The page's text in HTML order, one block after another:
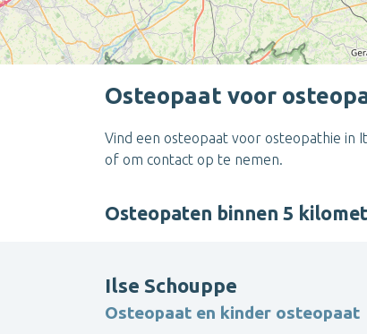
Osteopaat voor
Vind een osteopaat voor osteopathie
of om contact op te nemen.
Osteopaten binnen 5
Ilse Schouppe
Osteopaat en kinder osteopaat